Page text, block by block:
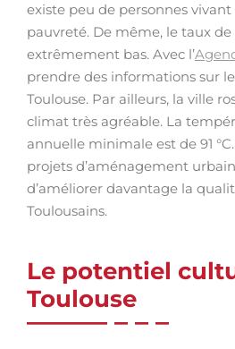
existe peu de personnes vivant
pauvreté. De même, le taux
extrêmement bas. Avec l’
prendre des informations sur
Toulouse. Par ailleurs, la ville
climat très agréable. La
annuelle minimale est de 91
projets d’aménagement
d’améliorer davantage la
Toulousains.
Le potentiel
Toulouse